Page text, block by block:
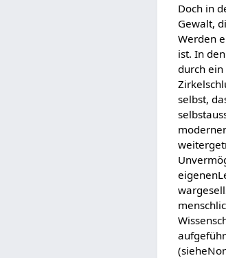
Doch in
Gewalt,
Werden
ist. In
durch ein
selbst,